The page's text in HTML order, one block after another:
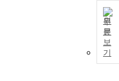
원
문
보
기